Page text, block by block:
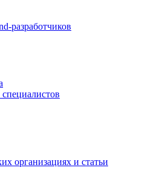
разработчиков
организациях и статьи